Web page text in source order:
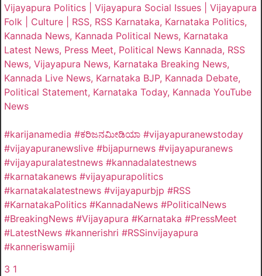
Vijayapura Politics | Vijayapura Social Issues | Vijayapura
Folk | Culture | RSS, RSS Karnataka, Karnataka Politics,
Kannada News, Kannada Political News, Karnataka
Latest News, Press Meet, Political News Kannada, RSS
News, Vijayapura News, Karnataka Breaking News,
Kannada Live News, Karnataka BJP, Kannada Debate,
Political Statement, Karnataka Today, Kannada YouTube
News
#karijanamedia #ಕರಿಜನಮೀಡಿಯಾ #vijayapuranewstoday
#vijayapuranewslive #bijapurnews #vijayapuranews
#vijayapuralatestnews #kannadalatestnews
#karnatakanews #vijayapurapolitics
#karnatakalatestnews #vijayapurbjp #RSS
#KarnatakaPolitics #KannadaNews #PoliticalNews
#BreakingNews #Vijayapura #Karnataka #PressMeet
#LatestNews #kannerishri #RSSinvijayapura
#kanneriswamiji
3 1